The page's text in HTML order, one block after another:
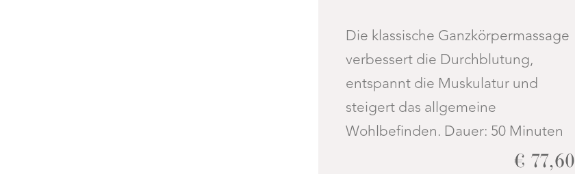
Die klassische Ganzkörpermassage
verbessert die Durchblutung,
entspannt die Muskulatur und
steigert das allgemeine
Wohlbefinden. Dauer: 50 Minuten
€ 77,60